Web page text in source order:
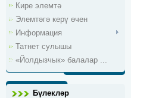
Кире элемтә
Элемтәгә керү өчен
Информация
Татнет сулышы
«Йолдызчык» балалар ...
Бүлекләр